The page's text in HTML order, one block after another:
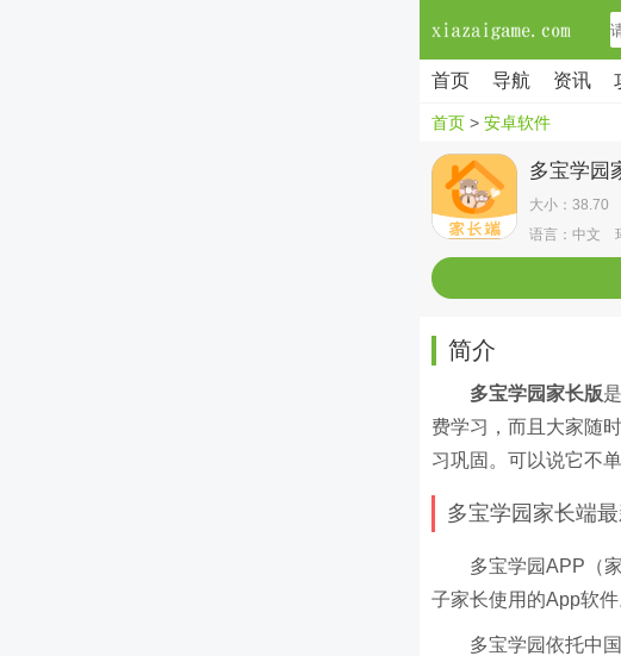
首页 导航 资讯
首页 > 安卓软件
多宝学园
大小：38.70
语言：中文
简介
多宝学园家长版
费学习，而且大家随
习巩固。可以说它不
多宝学园家长端
多宝学园APP（
子家长使用的App软件
多宝学园依托中